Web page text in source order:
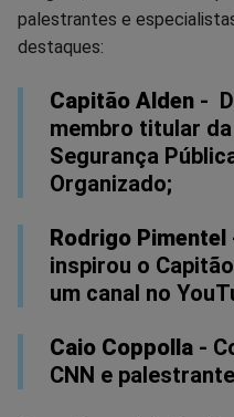
palestrantes e
destaques:
Capitão Alden -
membro titular
Segurança
Organizado;
Rodrigo Pimentel
inspirou o
um canal no
Caio Coppolla -
CNN e